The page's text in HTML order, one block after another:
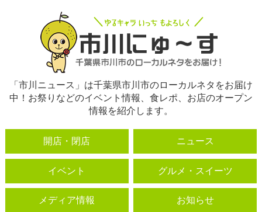
「市川ニュース」は千葉県市川市のローカルネタをお届け
中！お祭りなどのイベント情報、食レポ、お店のオープン
情報を紹介します。
開店・閉店 ニュース
イベント グルメ・スイーツ
メディア情報 お知らせ